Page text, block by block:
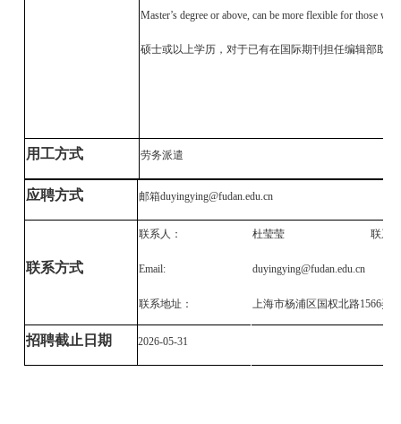
Master’s degree or above, can be more flexible for those
硕士或以上学历，对于已有在国际期刊担任编辑部助
用工方式 劳务派遣
应聘方式 邮箱duyingying@fudan.edu.cn
联系方式
联系人： 杜莹莹 联系
Email: duyingying@fudan.edu.cn
联系地址： 上海市杨浦区国权北路1566弄
招聘截止日期 2026-05-31